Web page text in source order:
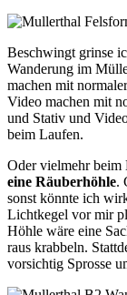
Beschwingt grinse
Wanderung im
machen mit
Video machen mit
und Stativ und
beim Laufen.
Oder vielmehr beim
eine Räuberhöhle.
sonst könnte ich
Lichtkegel vor mir
Höhle wäre eine
raus krabbeln.
vorsichtig Sprosse